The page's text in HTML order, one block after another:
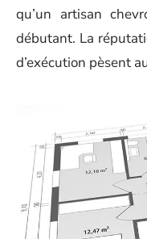
qu’un artisan
débutant. La
d’exécution pèsent